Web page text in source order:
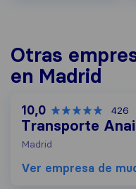
Otras
en Madrid
10,0 426
Transporte Anai
Madrid
Ver empresa de